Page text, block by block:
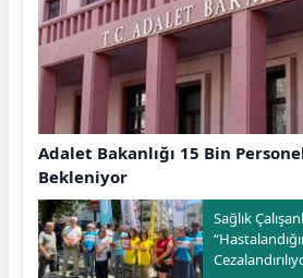
Adalet Bakanlığı 15 Bin
Bekleniyor
Sağlık